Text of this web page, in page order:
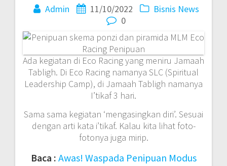
Admin 11/10/2022 Bisnis News
0
Ada kegiatan di Eco Racing yang meniru Jamaah
Tabligh. Di Eco Racing namanya SLC (Spiritual
Leadership Camp), di Jamaah Tabligh namanya
I’tikaf 3 hari.
Sama sama kegiatan ‘mengasingkan diri’. Sesuai
dengan arti kata i’tikaf. Kalau kita lihat foto-
fotonya juga mirip.
Baca : Awas! Waspada Penipuan Modus